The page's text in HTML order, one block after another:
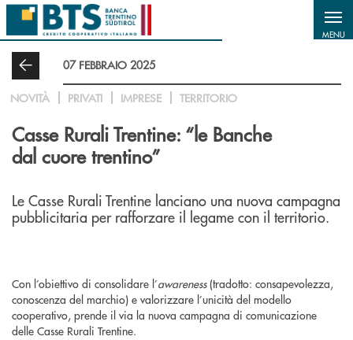
Salta al contenuto principale
MENU
07 FEBBRAIO 2025
NOVITÀ PRIVATI IMPRESE TERRITORIO
Casse Rurali Trentine: “le Banche
dal cuore trentino”
Le Casse Rurali Trentine lanciano una nuova campagna
pubblicitaria per rafforzare il legame con il territorio.
Con l’obiettivo di consolidare l’awareness(tradotto: consapevolezza,
conoscenza del marchio) e valorizzare l’unicità del modello
cooperativo, prende il via la nuova campagna di comunicazione
delle Casse Rurali Trentine.